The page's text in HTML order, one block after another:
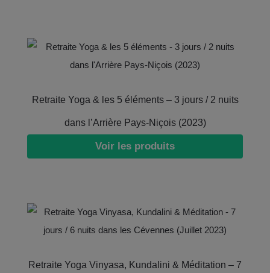
Retraite Yoga & les 5 éléments – 3 jours / 2 nuits
dans l’Arrière Pays-Niçois (2023)
Voir les produits
Retraite Yoga Vinyasa, Kundalini & Méditation – 7